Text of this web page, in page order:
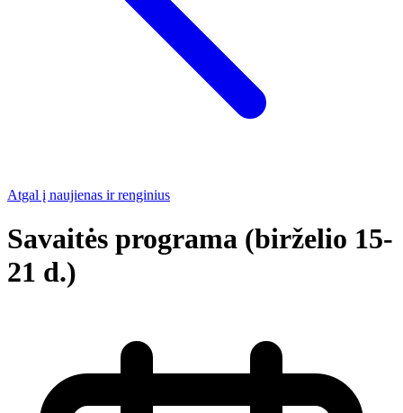
Atgal į naujienas ir renginius
Savaitės programa (birželio 15-
21 d.)